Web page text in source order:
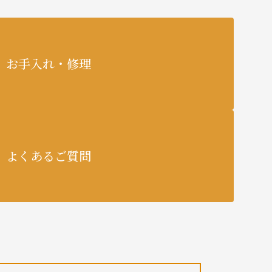
お手入れ・修理
よくあるご質問